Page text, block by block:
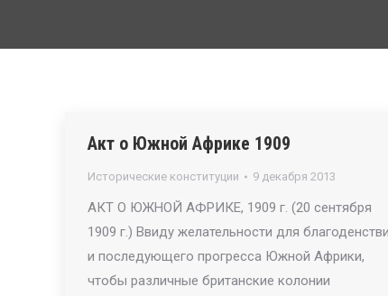
Акт о Южной Африке 1909
Исторические конституции 9 декабря 2013
АКТ О ЮЖНОЙ АФРИКЕ, 1909 г. (20 сентября
1909 г.) Ввиду желательности для
и последующего прогресса Южной Африки,
чтобы различные британские колонии